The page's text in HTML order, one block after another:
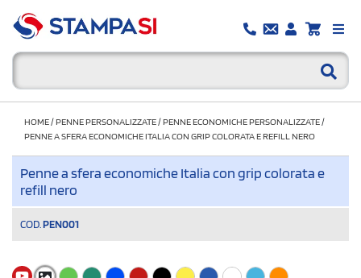
HOME/PENNE PERSONALIZZATE/PENNE ECONOMICHE PERSONALIZZATE/
PENNE A SFERA ECONOMICHE ITALIA CON GRIP COLORATA E REFILL NERO
Penne a sfera economiche Italia con grip colorata e
refill nero
COD. PEN001